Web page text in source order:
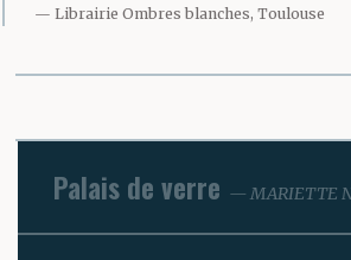
Librairie Ombres blanches, Toulouse
Palais de verre MARIETTE